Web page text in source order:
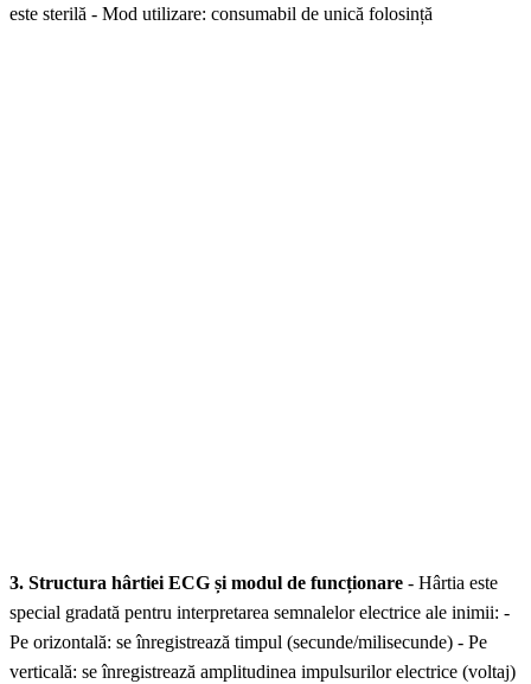
este sterilă - Mod utilizare: consumabil de unică folosință
3. Structura hârtiei ECG și modul de funcționare - Hârtia este
special gradată pentru interpretarea semnalelor electrice ale inimii: -
Pe orizontală: se înregistrează timpul (secunde/milisecunde) - Pe
verticală: se înregistrează amplitudinea impulsurilor electrice (voltaj)